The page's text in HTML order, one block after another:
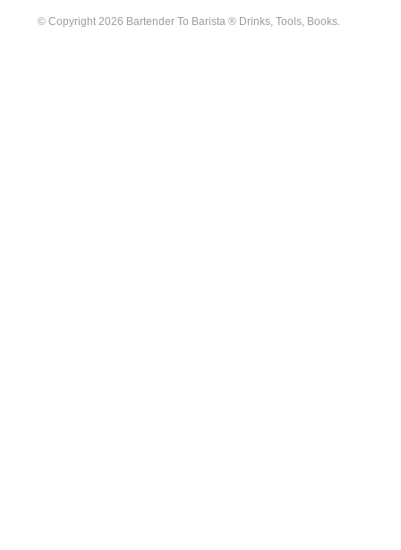
© Copyright 2026 Bartender To Barista ® Drinks, Tools, Books.